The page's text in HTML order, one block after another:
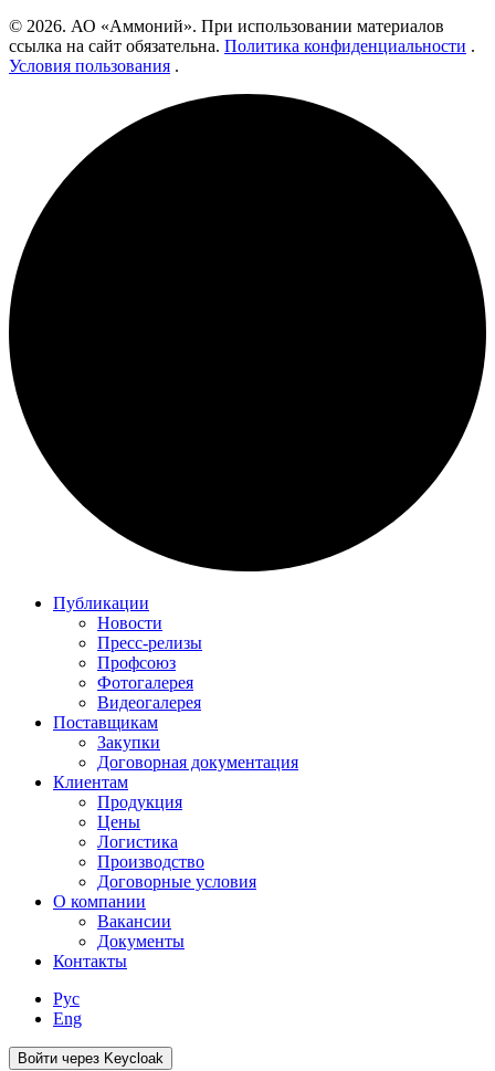
© 2026. АО «Аммоний». При использовании материалов
ссылка на сайт обязательна. Политика конфиденциальности .
Условия пользования .
Публикации
Новости
Пресс-релизы
Профсоюз
Фотогалерея
Видеогалерея
Поставщикам
Закупки
Договорная документация
Клиентам
Продукция
Цены
Логистика
Производство
Договорные условия
О компании
Вакансии
Документы
Контакты
Рус
Eng
Войти через Keycloak